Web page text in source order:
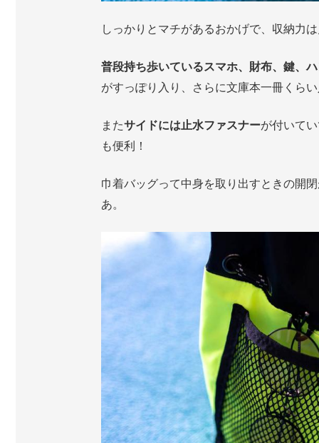
しっかりとマチがあるおかげで、収納力
普段持ち歩いているスマホ、財布、鍵、
がすっぽり入り、さらに文庫本一冊くら
またサイドには止水ファスナーが付いて
も便利！
巾着バッグって中身を取り出すときの開
あ。